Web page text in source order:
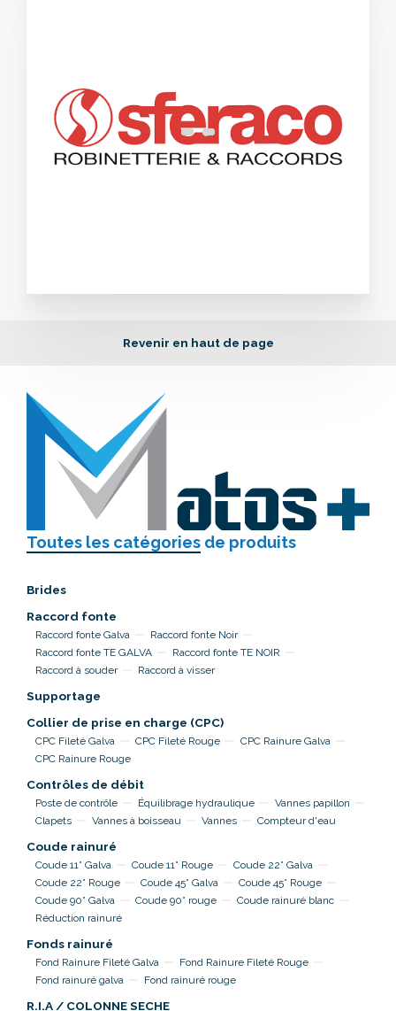
Revenir en haut de page
Toutes les catégories de produits
Brides
Raccord fonte
Raccord fonte Galva
Raccord fonte Noir
Raccord fonte TE GALVA
Raccord fonte TE NOIR
Raccord à souder
Raccord à visser
Supportage
Collier de prise en charge (CPC)
CPC Fileté Galva CPC Fileté Rouge
CPC Rainure Galva
CPC Rainure Rouge
Contrôles de débit
Poste de contrôle Équilibrage hydraulique
Vannes papillon
Clapets
Vannes à boisseau Vannes Compteur d'eau
Coude rainuré
Coude 11° Galva Coude 11° Rouge
Coude 22° Galva
Coude 22° Rouge
Coude 45° Galva
Coude 45° Rouge
Coude 90° Galva
Coude 90° rouge
Coude rainuré blanc
Réduction rainuré
Fonds rainuré
Fond Rainure Fileté Galva
Fond Rainure Fileté Rouge
Fond rainuré galva
Fond rainuré rouge
R.I.A / COLONNE SECHE